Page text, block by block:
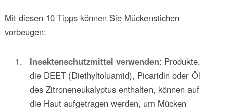
Mit diesen 10 Tipps können Sie Mückenstichen
vorbeugen:
Insektenschutzmittel verwenden: Produkte,
die DEET (Diethyltoluamid), Picaridin oder Öl
des Zitroneneukalyptus enthalten, können auf
die Haut aufgetragen werden, um Mücken